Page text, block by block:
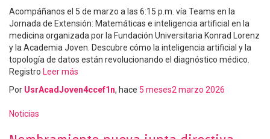
Acompáñanos el 5 de marzo a las 6:15 p.m. vía Teams en la
Jornada de Extensión: Matemáticas e inteligencia artificial en la
medicina organizada por la Fundación Universitaria Konrad Lorenz
y la Academia Joven. Descubre cómo la inteligencia artificial y la
topología de datos están revolucionando el diagnóstico médico.
Registro Leer más
Por UsrAcadJoven4ccef1n, hace 5 meses2 marzo 2026
Noticias